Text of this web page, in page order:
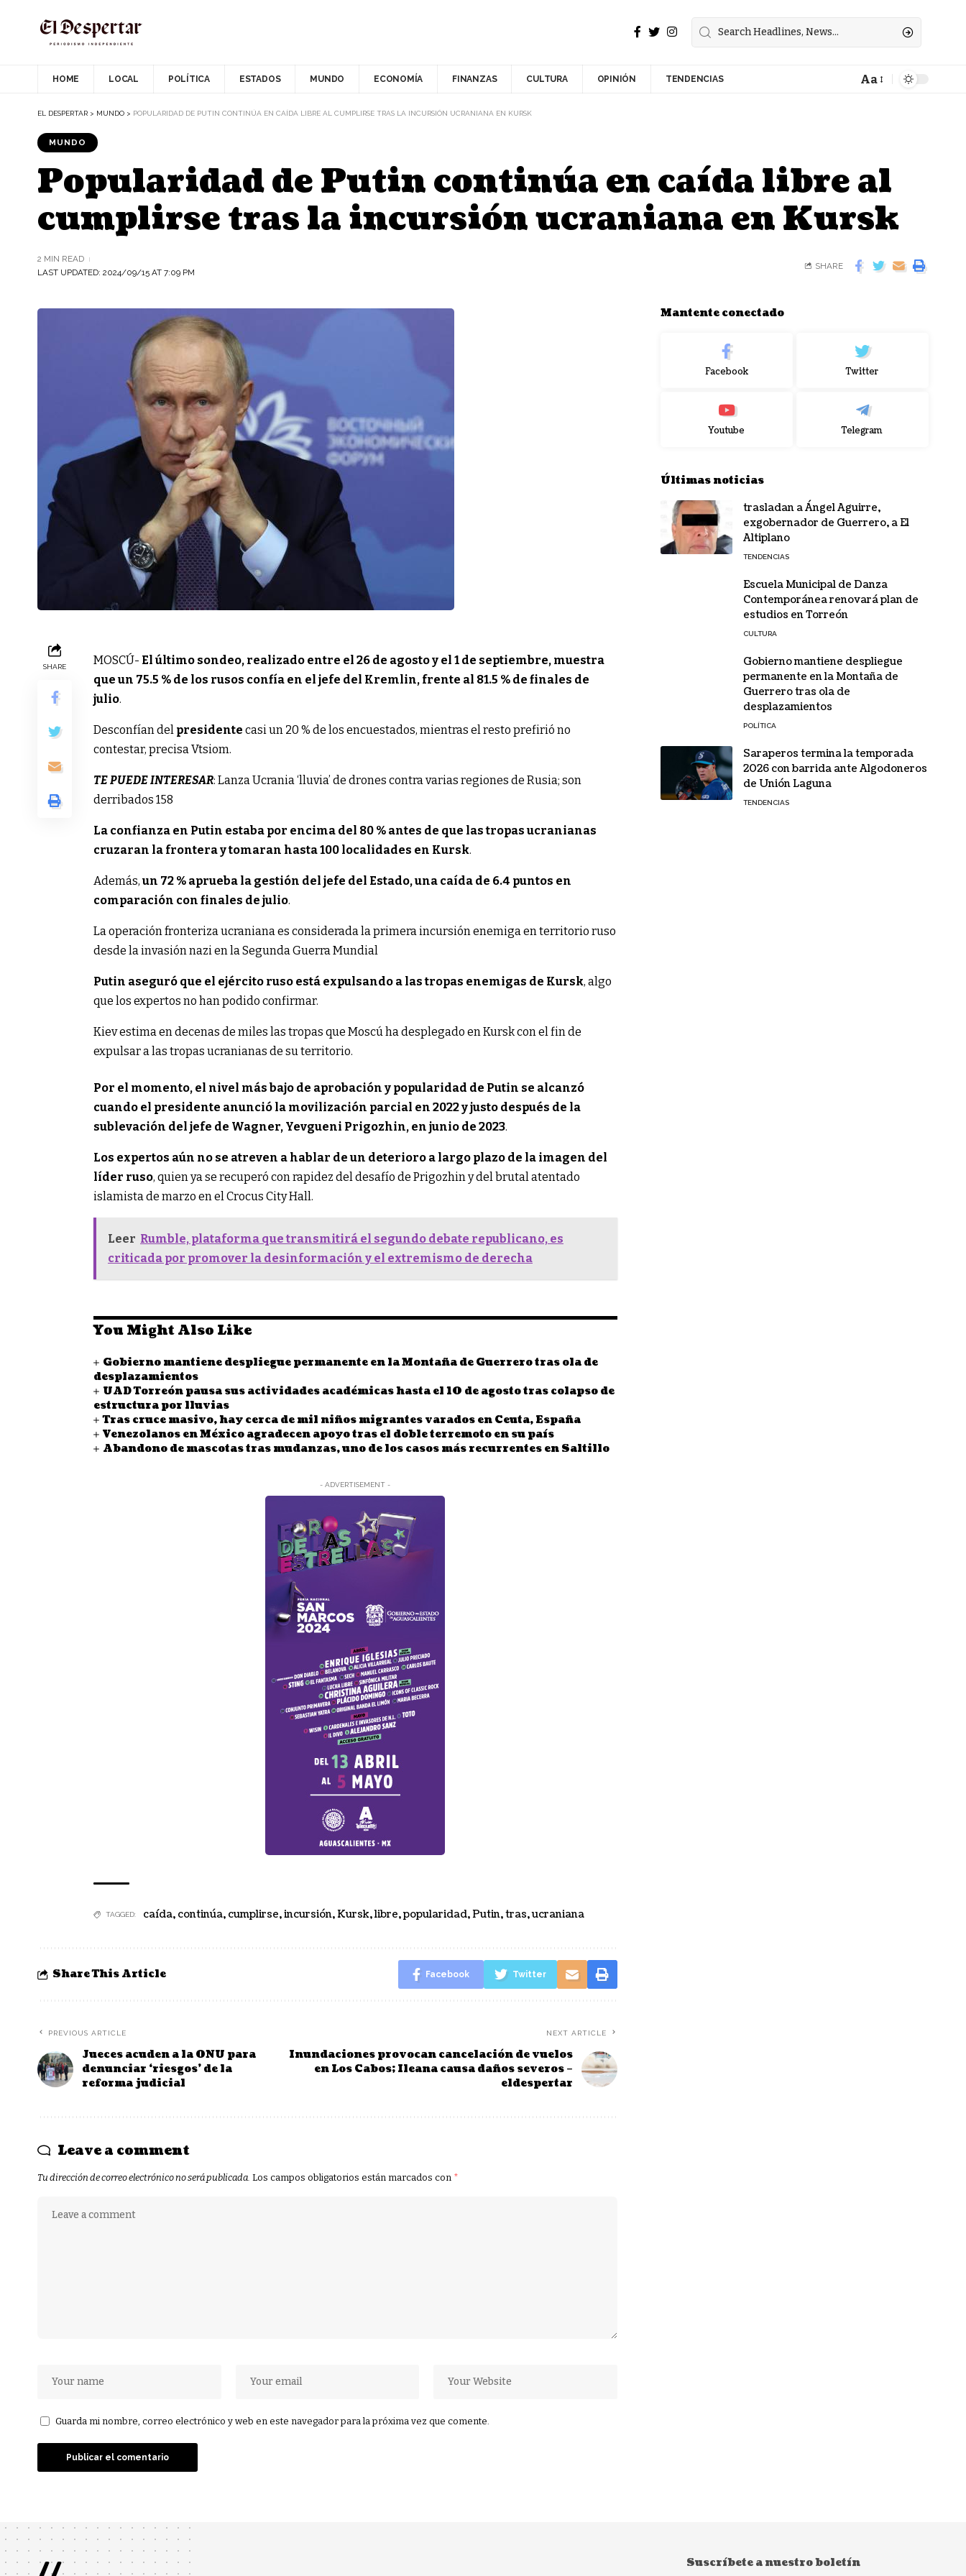
HOME LOCAL POLÍTICA ESTADOS MUNDO ECONOMÍA FINANZAS CULTURA OPINIÓN TENDENCIAS Aa
EL DESPERTAR > MUNDO > POPULARIDAD DE PUTIN CONTINÚA EN CAÍDA LIBRE AL CUMPLIRSE TRAS LA INCURSIÓN UCRANIANA EN KURSK
MUNDO
Popularidad de Putin continúa en caída libre al
cumplirse tras la incursión ucraniana en Kursk
LAST UPDATED: 2024/09/15 AT 7:09 PM
2 MIN READ
SHARE
SHARE MOSCÚ- El último sondeo, realizado entre el 26 de agosto y el 1 de septiembre, muestra
que un 75.5 % de los rusos confía en el jefe del Kremlin, frente al 81.5 % de finales de
julio.
Desconfían del presidente casi un 20 % de los encuestados, mientras el resto prefirió no
contestar, precisa Vtsiom.
TE PUEDE INTERESAR: Lanza Ucrania ‘lluvia’ de drones contra varias regiones de Rusia; son
derribados 158
La confianza en Putin estaba por encima del 80 % antes de que las tropas ucranianas
cruzaran la frontera y tomaran hasta 100 localidades en Kursk.
Además, un 72 % aprueba la gestión del jefe del Estado, una caída de 6.4 puntos en
comparación con finales de julio.
La operación fronteriza ucraniana es considerada la primera incursión enemiga en territorio ruso
desde la invasión nazi en la Segunda Guerra Mundial
Putin aseguró que el ejército ruso está expulsando a las tropas enemigas de Kursk, algo
que los expertos no han podido confirmar.
Kiev estima en decenas de miles las tropas que Moscú ha desplegado en Kursk con el fin de
expulsar a las tropas ucranianas de su territorio.
Por el momento, el nivel más bajo de aprobación y popularidad de Putin se alcanzó
cuando el presidente anunció la movilización parcial en 2022 y justo después de la
sublevación del jefe de Wagner, Yevgueni Prigozhin, en junio de 2023.
Los expertos aún no se atreven a hablar de un deterioro a largo plazo de la imagen del
líder ruso, quien ya se recuperó con rapidez del desafío de Prigozhin y del brutal atentado
islamista de marzo en el Crocus City Hall.
Leer Rumble, plataforma que transmitirá el segundo debate republicano, es
criticada por promover la desinformación y el extremismo de derecha
You Might Also Like
Gobierno mantiene despliegue permanente en la Montaña de Guerrero tras ola de
desplazamientos
UAD Torreón pausa sus actividades académicas hasta el 10 de agosto tras colapso de
estructura por lluvias
Tras cruce masivo, hay cerca de mil niños migrantes varados en Ceuta, España
Venezolanos en México agradecen apoyo tras el doble terremoto en su país
Abandono de mascotas tras mudanzas, uno de los casos más recurrentes en Saltillo
- ADVERTISEMENT -
TAGGED: caída, continúa, cumplirse,incursión,Kursk,libre,popularidad,Putin,tras,ucraniana
Share This Article Facebook Twitter
PREVIOUS ARTICLE
Jueces acuden a la ONU para
denunciar ‘riesgos’ de la
reforma judicial
NEXT ARTICLE
Inundaciones provocan cancelación de vuelos
en Los Cabos; Ileana causa daños severos –
eldespertar
Leave a comment
Tu dirección de correo electrónico no será publicada. Los campos obligatorios están marcados con *
Guarda mi nombre, correo electrónico y web en este navegador para la próxima vez que comente.
Mantente conectado
Facebook Twitter
Youtube Telegram
Últimas noticias
trasladan a Ángel Aguirre,
exgobernador de Guerrero, a El
Altiplano
TENDENCIAS
Escuela Municipal de Danza
Contemporánea renovará plan de
estudios en Torreón
CULTURA
Gobierno mantiene despliegue
permanente en la Montaña de
Guerrero tras ola de
desplazamientos
POLÍTICA
Saraperos termina la temporada
2026 con barrida ante Algodoneros
de Unión Laguna
TENDENCIAS
Suscríbete a nuestro boletín